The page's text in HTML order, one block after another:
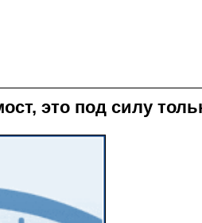
это под силу